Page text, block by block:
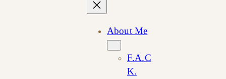
About Me
F.A.C
K.